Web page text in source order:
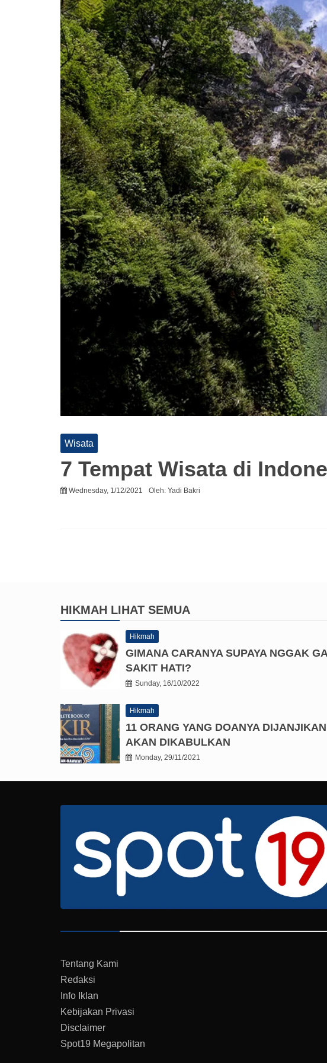
Wisata
7 Tempat Wisata di
Wednesday, 1/12/2021 Oleh: Yadi Bakri
HIKMAH LIHAT SEMUA
Hikmah
GIMANA CARANYA SUPAYA NGGAK
SAKIT HATI?
Sunday, 16/10/2022
Hikmah
11 ORANG YANG DOANYA
AKAN DIKABULKAN
Monday, 29/11/2021
Tentang Kami
Redaksi
Info Iklan
Kebijakan Privasi
Disclaimer
Spot19 Megapolitan